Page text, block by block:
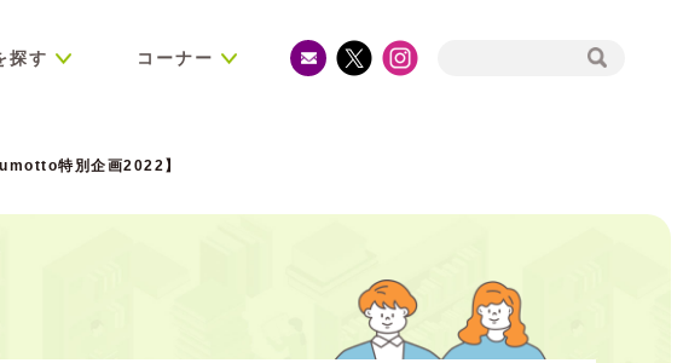
探す コーナー
特別企画2022】